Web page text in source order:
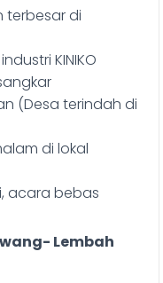
terbesar di
KINIKO
(Desa terindah di
di lokal
acara bebas
Lembah